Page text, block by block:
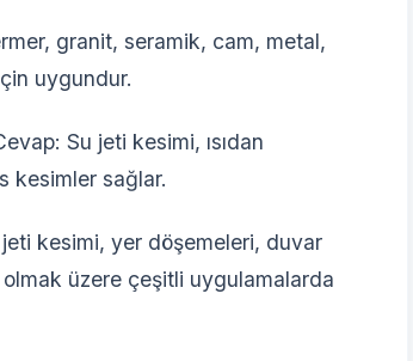
granit, seramik, cam, metal,
uygundur.
Su jeti kesimi, ısıdan
kesimler sağlar.
kesimi, yer döşemeleri, duvar
üzere çeşitli uygulamalarda